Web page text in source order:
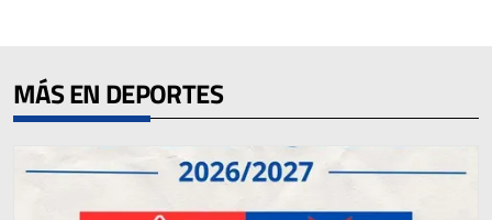
MÁS EN DEPORTES